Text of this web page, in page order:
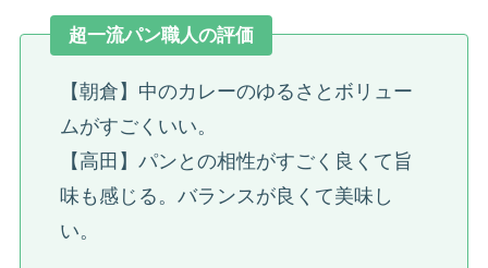
超一流パン職人の評価
【朝倉】中のカレーのゆるさとボリュー
ムがすごくいい。
【高田】パンとの相性がすごく良くて旨
味も感じる。バランスが良くて美味し
い。